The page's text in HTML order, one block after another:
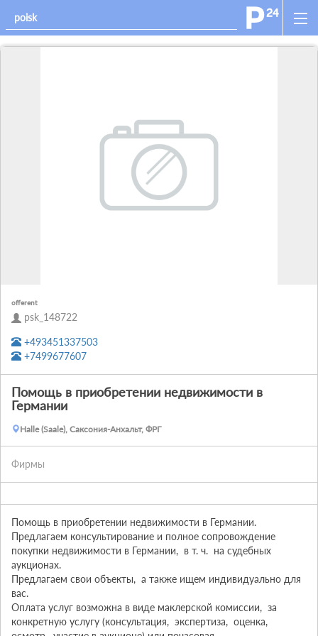
offerent
psk_148722
+493451337503
+7499677607
Помощь в приобретении недвижимости в
Германии
Halle (Saale), Саксония-Анхальт, ФРГ
Фирмы
Помощь в приобретении недвижимости в Германии.
Предлагаем консультирование и полное сопровождение
покупки недвижимости в Германии,  в т. ч.  на судебных
аукционах.
Предлагаем свои объекты,  а также ищем индивидуально для
вас.
Оплата услуг возможна в виде маклерской комиссии,  за
конкретную услугу (консультация,  экспертиза,  оценка,